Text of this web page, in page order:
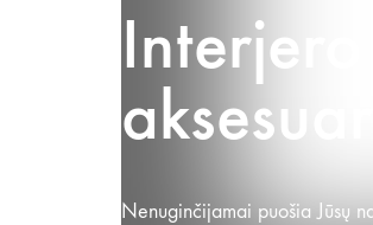
Interjero
Nenuginčijamai puošia Jūsų